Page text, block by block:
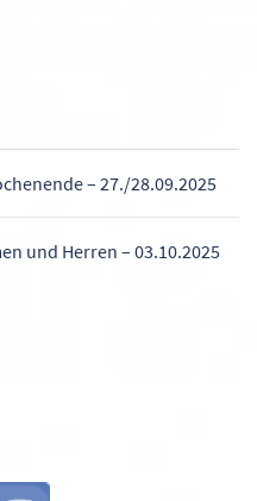
– 27./28.09.2025
und Herren – 03.10.2025